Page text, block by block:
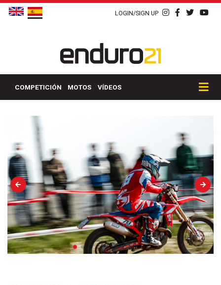
LOGIN/SIGN UP
COMPETICIÓN MOTOS VÍDEOS